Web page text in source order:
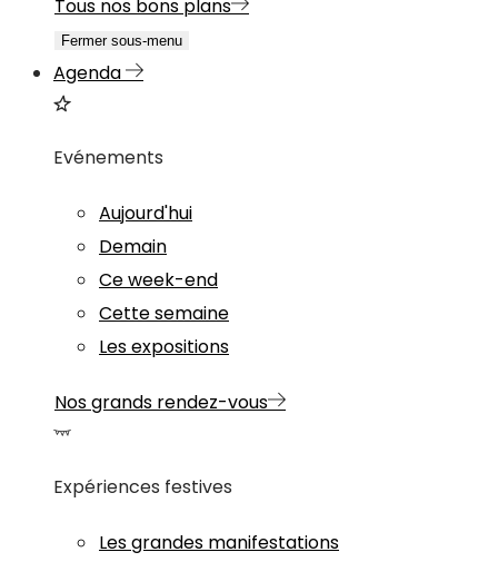
Tous nos bons plans
Fermer sous-menu
Agenda
Evénements
Aujourd'hui
Demain
Ce week-end
Cette semaine
Les expositions
Nos grands rendez-vous
Expériences festives
Les grandes manifestations